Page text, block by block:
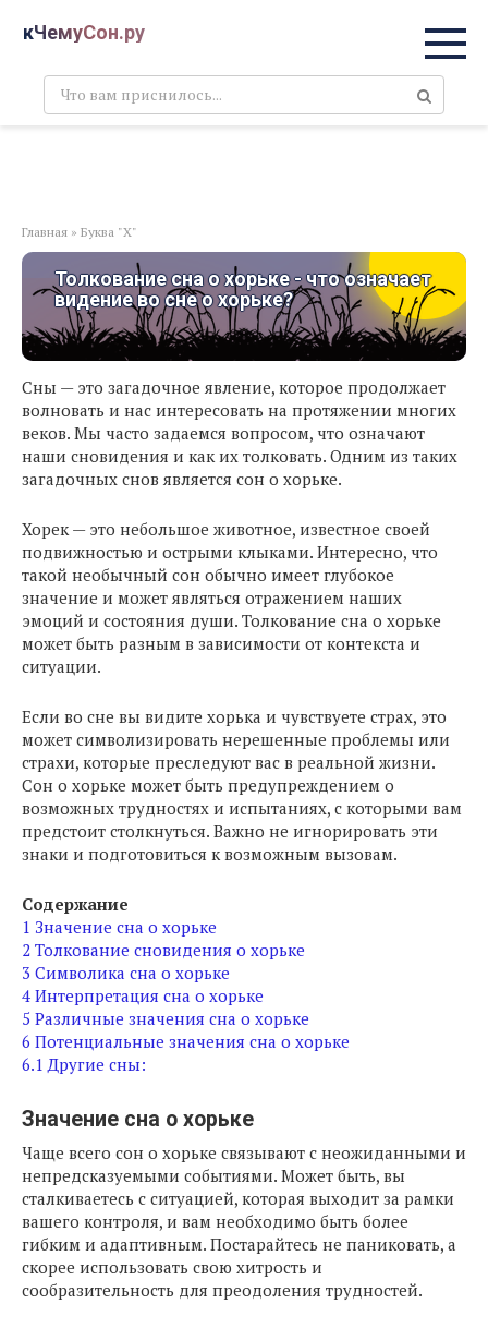
кЧемуСон.ру
Поиск:
Главная » Буква "Х"
Толкование сна о хорьке - что означает
видение во сне о хорьке?
Сны — это загадочное явление, которое продолжает
волновать и нас интересовать на протяжении многих
веков. Мы часто задаемся вопросом, что означают
наши сновидения и как их толковать. Одним из таких
загадочных снов является сон о хорьке.
Хорек — это небольшое животное, известное своей
подвижностью и острыми клыками. Интересно, что
такой необычный сон обычно имеет глубокое
значение и может являться отражением наших
эмоций и состояния души. Толкование сна о хорьке
может быть разным в зависимости от контекста и
ситуации.
Если во сне вы видите хорька и чувствуете страх, это
может символизировать нерешенные проблемы или
страхи, которые преследуют вас в реальной жизни.
Сон о хорьке может быть предупреждением о
возможных трудностях и испытаниях, с которыми вам
предстоит столкнуться. Важно не игнорировать эти
знаки и подготовиться к возможным вызовам.
Содержание
1 Значение сна о хорьке
2 Толкование сновидения о хорьке
3 Символика сна о хорьке
4 Интерпретация сна о хорьке
5 Различные значения сна о хорьке
6 Потенциальные значения сна о хорьке
6.1 Другие сны:
Значение сна о хорьке
Чаще всего сон о хорьке связывают с неожиданными и
непредсказуемыми событиями. Может быть, вы
сталкиваетесь с ситуацией, которая выходит за рамки
вашего контроля, и вам необходимо быть более
гибким и адаптивным. Постарайтесь не паниковать, а
скорее использовать свою хитрость и
сообразительность для преодоления трудностей.